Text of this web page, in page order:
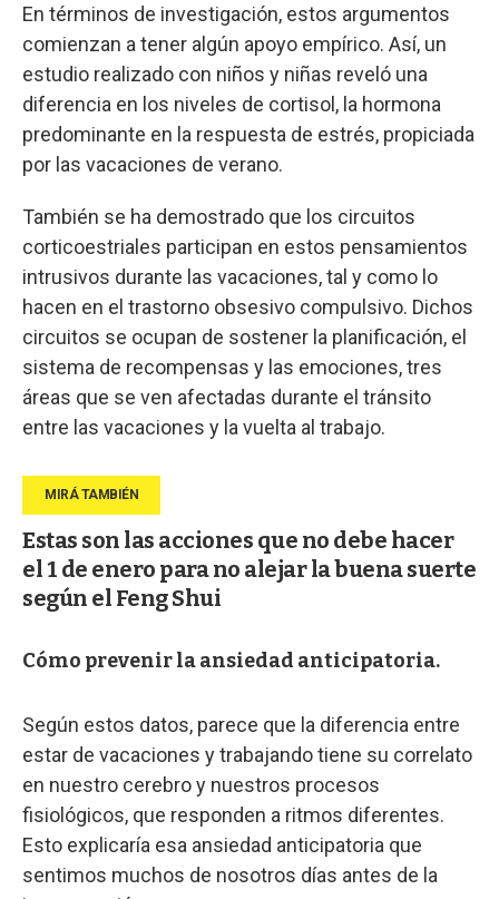
En términos de investigación, estos argumentos
comienzan a tener algún apoyo empírico. Así, un
estudio realizado con niños y niñas reveló una
diferencia en los niveles de cortisol, la hormona
predominante en la respuesta de estrés, propiciada
por las vacaciones de verano.
También se ha demostrado que los circuitos
corticoestriales participan en estos pensamientos
intrusivos durante las vacaciones, tal y como lo
hacen en el trastorno obsesivo compulsivo. Dichos
circuitos se ocupan de sostener la planificación, el
sistema de recompensas y las emociones, tres
áreas que se ven afectadas durante el tránsito
entre las vacaciones y la vuelta al trabajo.
Estas son las acciones que no debe hacer
el 1 de enero para no alejar la buena suerte
según el Feng Shui
Cómo prevenir la ansiedad anticipatoria.
Según estos datos, parece que la diferencia entre
estar de vacaciones y trabajando tiene su correlato
en nuestro cerebro y nuestros procesos
fisiológicos, que responden a ritmos diferentes.
Esto explicaría esa ansiedad anticipatoria que
sentimos muchos de nosotros días antes de la